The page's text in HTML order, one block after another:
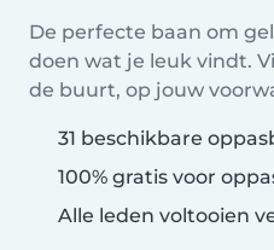
De perfecte baan om
doen wat je leuk vindt.
de buurt, op jouw
31 beschikbare
100% gratis voor
Alle leden voltooien